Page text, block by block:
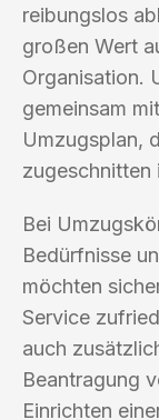
reibungslos
großen Wert
Organisation.
gemeinsam
Umzugsplan,
zugeschnitten
Bei
Bedürfnisse
möchten
Service
auch
Beantragung
Einrichten